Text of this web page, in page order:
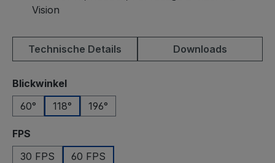
Vision
Technische Details Downloads
Blickwinkelauswählen
60°
118° 196°
FPS
30 FPS
60 FPS